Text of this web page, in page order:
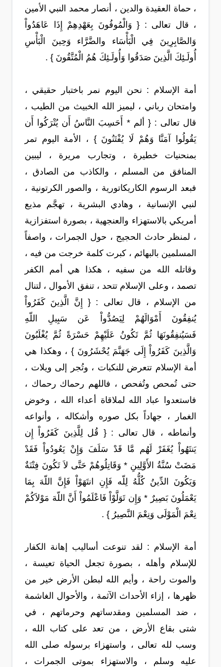
، حماة العقيدة والدين ، أنصار محمد النبي الأمين
، قال تعالى : { وَالْمُوفُونَ بِعَهْدِهِمْ إِذَا عَاهَدُواْ
وَالصَّابِرِينَ فِي الْبَأْسَاء والضَّرَّاء وَحِينَ الْبَأْسِ
أُولَـئِكَ الَّذِينَ صَدَقُوا وَأُولَـئِكَ هُمُ الْمُتَّقُونَ } .
أمة الإسلام : نحن اليوم نمر باختبار حقيقي ،
وامتحان رباني ، ليميز الله الخبيث من الطيب ،
قال تعالى : { ألم * أَحَسِبَ النَّاسُ أَن يُتْرَكُوا أَن
يَقُولُوا آمَنَّا وَهُمْ لَا يُفْتَنُونَ } ، الأمة اليوم تمر
بمنحنيات خطيرة ، وتجارب مريرة ، ليبين
المنافق من المسلم ، والكاذب من الصادق ،
فبعد الرسوم الكاريكاتورية ، والصور الكرتونية ،
لنبي الإنسانية ، وهادي البشرية ، تهجَّم مذيع
أمريكي بالاستهزاء والعنجهية ، بصورة استفزازية
، لمنظر حادث الحجيج ، حول الجمرات ، واصفاً
المسلمين بالبهائم ، كبرت كلمة خرجت من فيه ،
وقاتله الله من سفيه ، هكذا هي أمم الكفر
تصمد ، وعلى الإسلام تتحد ، تنفق الأموال ، لتنال
من الإسلام ، قال تعالى : { إِنَّ الَّذِينَ كَفَرُواْ
يُنفِقُونَ أَمْوَالَهُمْ لِيَصُدُّواْ عَن سَبِيلِ اللّهِ
فَسَيُنفِقُونَهَا ثُمَّ تَكُونُ عَلَيْهِمْ حَسْرَةً ثُمَّ يُغْلَبُونَ
وَالَّذِينَ كَفَرُواْ إِلَى جَهَنَّمَ يُحْشَرُونَ } ، وهكذا هي
أمة الإسلام تتعرض للنكبات ، وتُجر إلى ويلات ،
حتى تُمحص وتُفحص ، فاللهم رحماك رحماك ،
فاستعدوا عباد الله لملاقاة أعداء الله ، وخوض
الغمار ، جهاداً بكل صوره وأشكاله ، وأنواعه
وأنماطه ، قال تعالى : { قُل لِلَّذِينَ كَفَرُواْ إِن
يَنتَهُواْ يُغَفَرْ لَهُم مَّا قَدْ سَلَفَ وَإِنْ يَعُودُواْ فَقَدْ
مَضَتْ سُنَّةُ الأَوَّلِينِ * وَقَاتِلُوهُمْ حَتَّى لاَ تَكُونَ فِتْنَةٌ
وَيَكُونَ الدِّينُ كُلُّهُ لِلّه فَإِنِ انتَهَوْاْ فَإِنَّ اللّهَ بِمَا
يَعْمَلُونَ بَصِيرٌ * وَإِن تَوَلَّوْاْ فَاعْلَمُواْ أَنَّ اللّهَ مَوْلاَكُمْ
نِعْمَ الْمَوْلَى وَنِعْمَ النَّصِيرُ } .
أمة الإسلام : لقد تنوعت أساليب إهانة الكفار
للإسلام وأهله ، بصورة تجعل الحياة تعيسة ،
والموت راحة ، وأيم الله لبطن الأرض خير من
ظهرها ، إزاء الأحداث الآثمة ، والأحوال الغاشمة
، ضد المسلمين ومقدساتهم وحرماتهم ، في
شتى بقاع الأرض ، من تعد على كتاب الله ،
وسب لله تعالى ، واستهزاء برسوله صلى الله
عليه وسلم ، والاستهزاء بموتى الجمرات ،